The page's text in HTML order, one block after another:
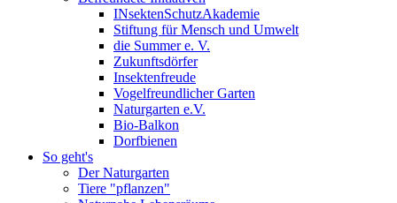
INsektenSchutzAkademie
Stiftung für Mensch und Umwelt
die Summer e. V.
Zukunftsdörfer
Insektenfreude
Vogelfreundlicher Garten
Naturgarten e.V.
Bio-Balkon
Dorfbienen
So geht's
Der Naturgarten
Tiere "pflanzen"